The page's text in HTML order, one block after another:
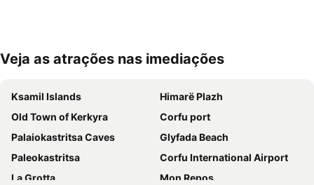
Ampliar mapa
Veja as atrações nas imediações
Ksamil Islands
Himarë Plazh
Old Town of Kerkyra
Corfu port
Palaiokastritsa Caves
Glyfada Beach
Paleokastritsa
Corfu International Airport
La Grotta
Mon Repos